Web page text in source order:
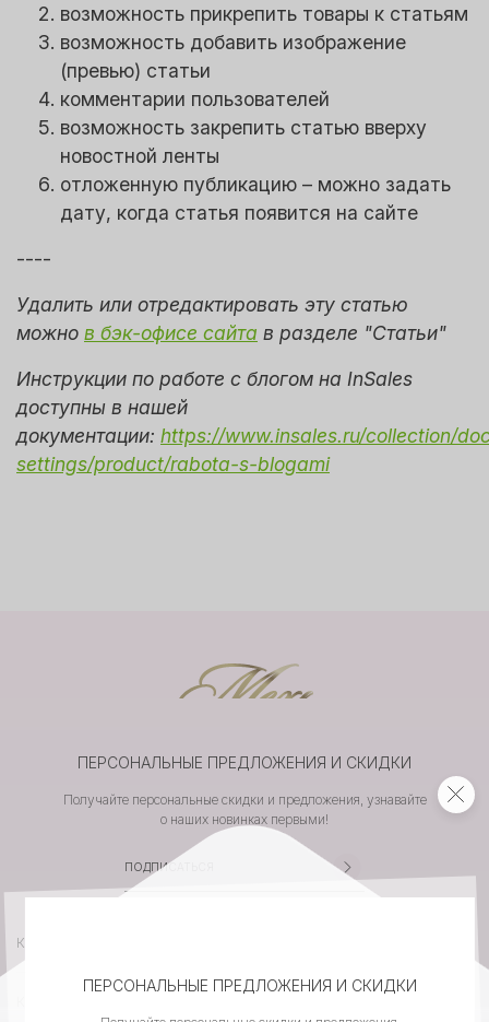
возможность прикрепить товары к статьям
возможность добавить изображение
(превью) статьи
комментарии пользователей
возможность закрепить статью вверху
новостной ленты
отложенную публикацию – можно задать
дату, когда статья появится на сайте
----
Удалить или отредактировать эту статью
можно в бэк-офисе сайта в разделе "Статьи"
Инструкции по работе с блогом на InSales
доступны в нашей
документации: https://www.insales.ru/collection/
settings/product/rabota-s-blogami
ПЕРСОНАЛЬНЫЕ ПРЕДЛОЖЕНИЯ И СКИДКИ
Получайте персональные скидки и предложения, узнавайте
о наших новинках первыми!
КАТАЛОГ
ПЕРСОНАЛЬНЫЕ ПРЕДЛОЖЕНИЯ И СКИДКИ